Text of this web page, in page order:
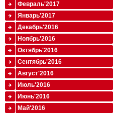
Февраль'2017
Январь'2017
Декабрь'2016
Ноябрь'2016
Октябрь'2016
Сентябрь'2016
Август'2016
Июль'2016
Июнь'2016
Май'2016